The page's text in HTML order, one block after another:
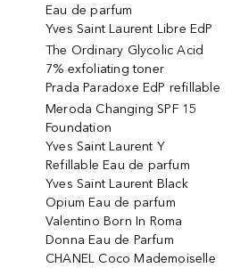
Eau de parfum
Yves Saint Laurent Libre EdP
The Ordinary Glycolic Acid
7% exfoliating toner
Prada Paradoxe EdP refillable
Meroda Changing SPF 15
Foundation
Yves Saint Laurent Y
Refillable Eau de parfum
Yves Saint Laurent Black
Opium Eau de parfum
Valentino Born In Roma
Donna Eau de Parfum
CHANEL Coco Mademoiselle